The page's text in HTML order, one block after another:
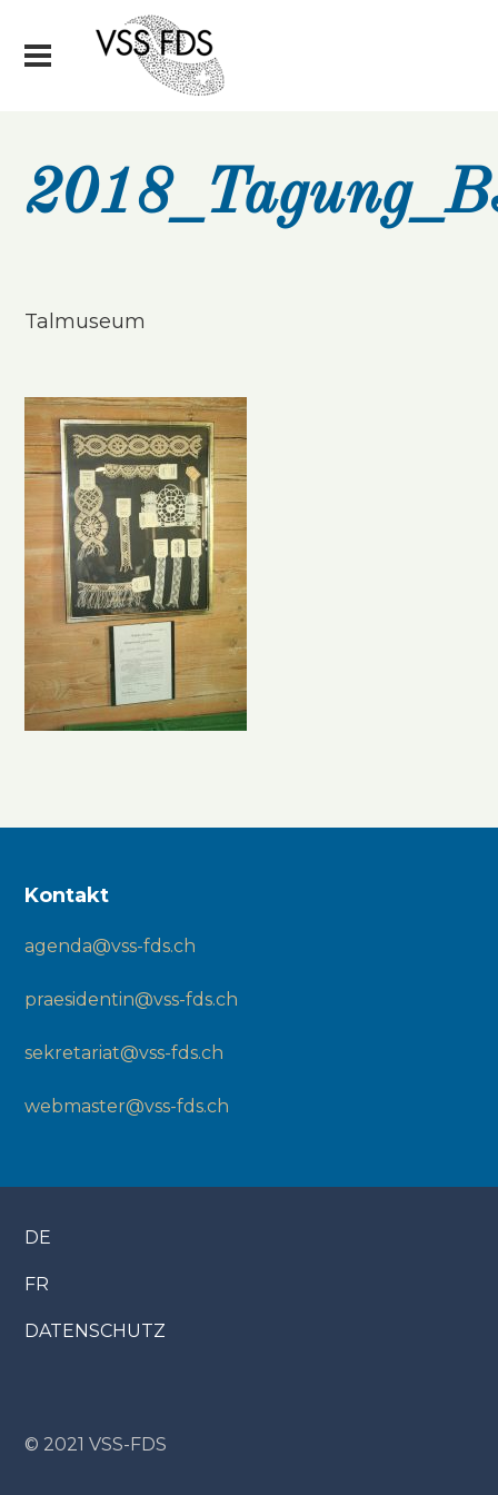
Talmuseum
Kontakt
agenda@vss-fds.ch
praesidentin@vss-fds.ch
sekretariat@vss-fds.ch
webmaster@vss-fds.ch
DE
FR
DATENSCHUTZ
© 2021 VSS-FDS